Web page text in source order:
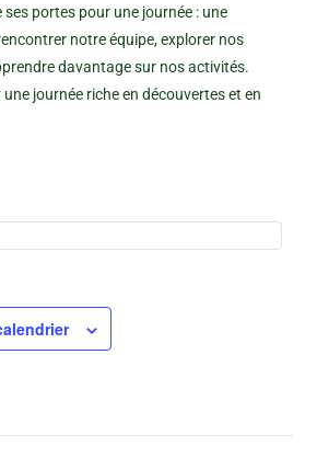
ses portes pour une journée : une
notre équipe, explorer nos
davantage sur nos activités.
journée riche en découvertes et en